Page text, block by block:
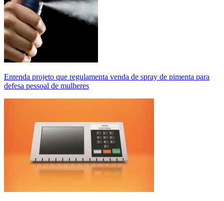
Entenda projeto que regulamenta venda de spray de pimenta para
defesa pessoal de mulheres